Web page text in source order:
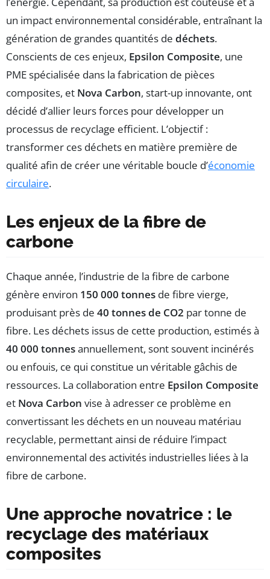
un impact environnemental considérable, entraînant la
génération de grandes quantités de déchets.
Conscients de ces enjeux, Epsilon Composite, une
PME spécialisée dans la fabrication de pièces
composites, et Nova Carbon, start-up innovante, ont
décidé d’allier leurs forces pour développer un
processus de recyclage efficient. L’objectif :
transformer ces déchets en matière première de
qualité afin de créer une véritable boucle d’économie
circulaire.
Les enjeux de la fibre de
carbone
Chaque année, l’industrie de la fibre de carbone
génère environ 150 000 tonnes de fibre vierge,
produisant près de 40 tonnes de CO2 par tonne de
fibre. Les déchets issus de cette production, estimés à
40 000 tonnesannuellement, sont souvent incinérés
ou enfouis, ce qui constitue un véritable gâchis de
ressources. La collaboration entre Epsilon Composite
et Nova Carbon vise à adresser ce problème en
convertissant les déchets en un nouveau matériau
recyclable, permettant ainsi de réduire l’impact
environnemental des activités industrielles liées à la
fibre de carbone.
Une approche novatrice : le
recyclage des matériaux
composites